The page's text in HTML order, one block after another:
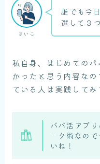
まいこ
誰でも今
選して３
私自身、はじめての
かったと思う内容な
ている人は実践してみ
パパ活アプ
ーク術なの
いね！